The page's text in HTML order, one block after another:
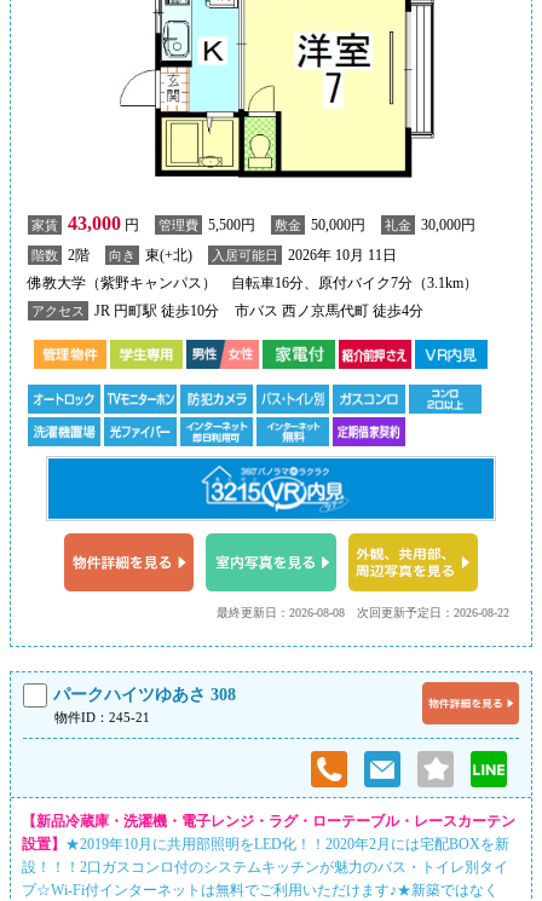
家賃 43,000 円 管理費 5,500円 敷金 50,000円 礼金 30,000円
階数 2階 向き 東(+北) 入居可能日
2026年 10月 11日
佛教大学（紫野キャンパス） 自転車16分、原付バイク7分（3.1km）
アクセス JR 円町駅 徒歩10分 市バス 西ノ京馬代町 徒歩4分
次回更新予定日：2026-08-22
最終更新日：2026-08-08
パークハイツゆあさ 308
物件ID：245-21
【新品冷蔵庫・洗濯機・電子レンジ・ラグ・ローテーブル・レースカーテン
設置】
★2019年10月に共用部照明をLED化！！2020年2月には宅配BOXを新
設！！！2口ガスコンロ付のシステムキッチンが魅力のバス・トイレ別タイ
プ☆Wi-Fi付インターネットは無料でご利用いただけます♪★新築ではなく